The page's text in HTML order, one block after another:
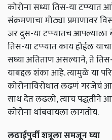
कोरोना सध्या तिस-या
संक्रमणाचा मोठ्या प्रमाणावर
जर दुस-या टप्प्यातच
तिस-या टप्प्यात काय होईल
सध्या अतिताण असल्याने, ते
याबद्दल शंका आहे. त्यामुळे या
कोरोनाविरोधात लढणं गरजेचं
साथ देत लढलो, त्याच पद्धतीने
कोरोना थांबवायला लागतोय.
लढाईपुर्वी शत्रूला समजून घ्या